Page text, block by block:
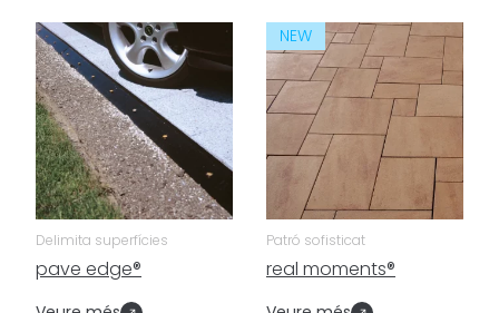
Delimita superfícies
pave edge®
NEW
Patró sofisticat
real moments®